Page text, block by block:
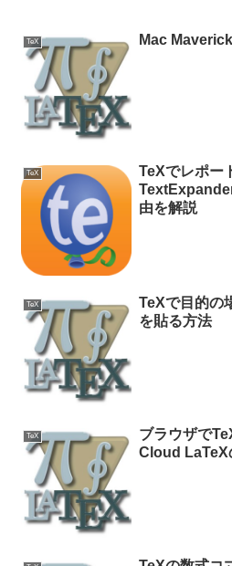
TeX Mac
TeX
TeXでレポー
由を解説
TeX
TeXで目的の
を貼る方法
TeX
ブラウザで
Cloud LaTeX